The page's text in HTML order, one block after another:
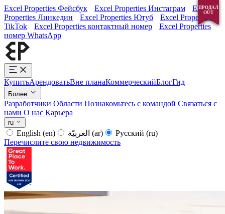
Excel Properties Фейсбук Excel Properties Инстаграм
Excel
Properties Линкедин
Excel Properties Ютуб
Excel Properties
TikTok
Excel Properties контактный номер
Excel Properties
номер WhatsApp
КупитьАрендоватьВне планаКоммерческийБлогГид
Более
Разработчики Области Познакомьтесь с командой Связаться с
нами О нас Карьера
ru
English (en) (ar) Русский (ru)
Перечислите свою недвижимость
ПРОДАЛ
OUT
ПРОДАЛ
OUT
ПРОДАЛ
OUT